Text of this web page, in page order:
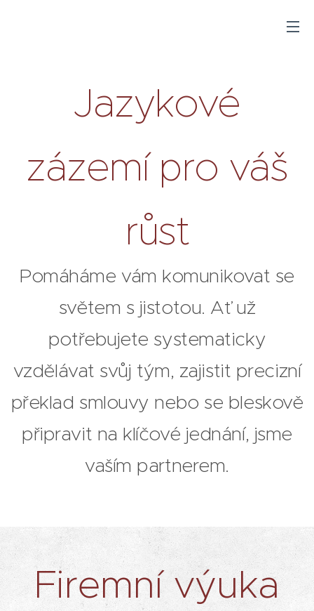
Jazykové
zázemí pro váš
růst
Pomáháme vám komunikovat se
světem s jistotou. Ať už
potřebujete systematicky
vzdělávat svůj tým, zajistit precizní
překlad smlouvy nebo se bleskově
připravit na klíčové jednání, jsme
vaším partnerem.
Firemní výuka